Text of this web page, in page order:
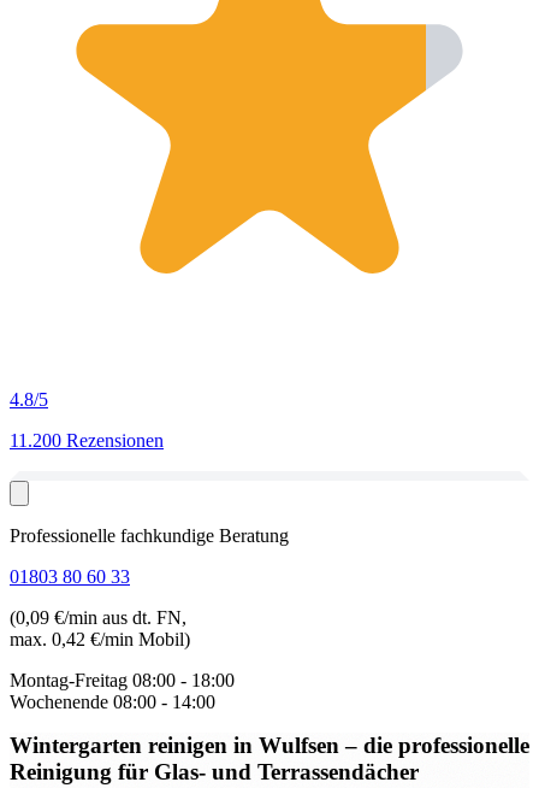
4.8/5
11.200 Rezensionen
Professionelle fachkundige Beratung
01803 80 60 33
(0,09 €/min aus dt. FN,
max. 0,42 €/min Mobil)
Montag-Freitag 08:00 - 18:00
Wochenende 08:00 - 14:00
Wintergarten reinigen in Wulfsen– die professionelle
Reinigung für Glas- und Terrassendächer